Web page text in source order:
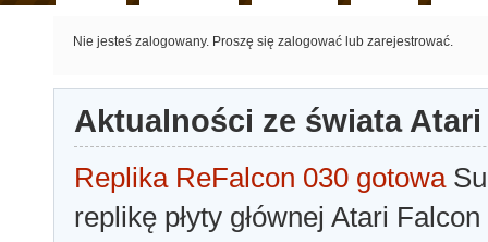
Nie jesteś zalogowany. Proszę się zalogować lub zarejestrować.
Aktualności ze świata Atari
Replika ReFalcon 030 gotowa
replikę płyty głównej Atari